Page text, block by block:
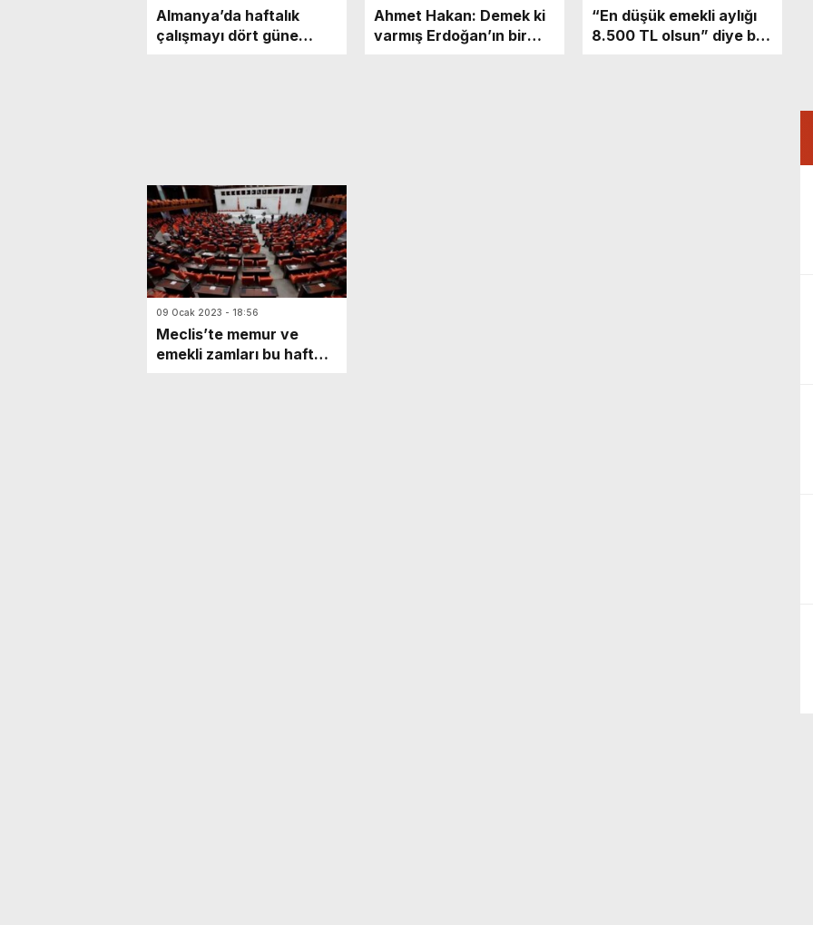
Almanya’da haftalık
çalışmayı dört güne
Ahmet Hakan: Demek ki
varmış Erdoğan’ın bir
“En düşük emekli aylığı
8.500 TL olsun” diye bir
09 Ocak 2023 - 18:56
Meclis’te memur ve
emekli zamları bu hafta